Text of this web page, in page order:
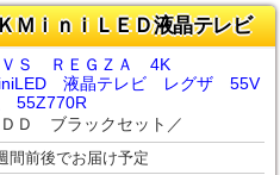
ＭｉｎｉＬＥＤ液晶テレビ
ＶＳ ＲＥＧＺＡ 4K
液晶テレビ レグザ 55V
55Z770R
ＤＤ ブラックセット／
間前後でお届け予定